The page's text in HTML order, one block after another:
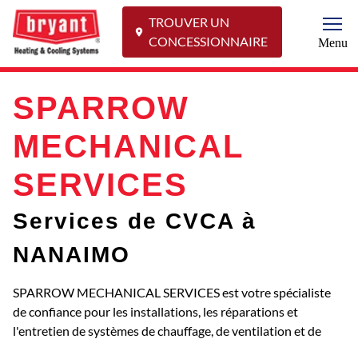
TROUVER UN
CONCESSIONNAIRE
Menu
SPARROW
MECHANICAL
SERVICES
Services de CVCA à
NANAIMO
SPARROW MECHANICAL SERVICES est votre spécialiste
de confiance pour les installations, les réparations et
l'entretien de systèmes de chauffage, de ventilation et de